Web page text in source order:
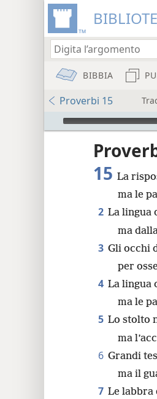
BIBBIA
Proverbi 15
Audio Player
15 La
ma le
2 La lingua
ma
3 Gli occhi
per
4 La lingua
ma le
5 Lo stolto
ma
6 Grandi
ma il
7 Le labbra